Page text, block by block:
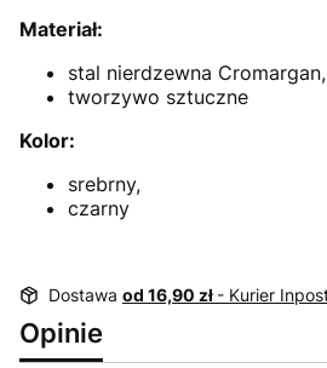
Materiał:
stal nierdzewna Cromargan,
tworzywo sztuczne
Kolor:
srebrny,
czarny
Dostawa od 16,90 zł - Kurier
Opinie